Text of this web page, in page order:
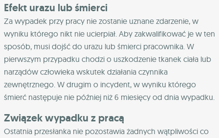
Efekt urazu lub śmierci
Za wypadek przy pracy nie zostanie uznane zdarzenie, w
wyniku którego nikt nie ucierpiał. Aby zakwalifikować je w ten
sposób, musi dojść do urazu lub śmierci pracownika. W
pierwszym przypadku chodzi o uszkodzenie tkanek ciała lub
narządów człowieka wskutek działania czynnika
zewnętrznego. W drugim o incydent, w wyniku którego
śmierć następuje nie później niż 6 miesięcy od dnia wypadku.
Związek wypadku z pracą
Ostatnia przesłanka nie pozostawia żadnych wątpliwości co